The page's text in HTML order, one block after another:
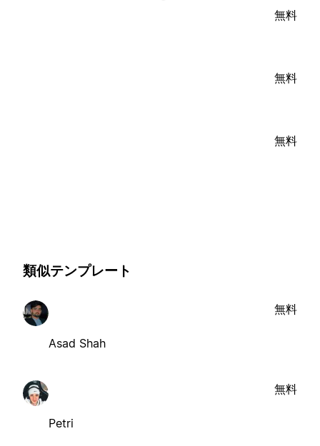
無料
無料
無料
類似テンプレート
Asad Shah
無料
Petri
無料